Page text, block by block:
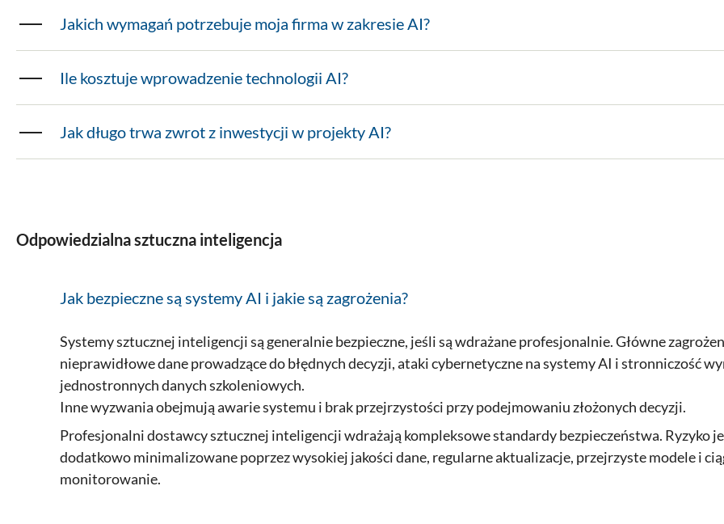
Jakich wymagań potrzebuje moja firma w zakresie AI?
Ile kosztuje wprowadzenie technologii AI?
Jak długo trwa zwrot z inwestycji w projekty AI?
Odpowiedzialna sztuczna inteligencja
Jak bezpieczne są systemy AI i jakie są zagrożenia?
Systemy sztucznej inteligencji są generalnie bezpieczne, jeśli są wdrażane profesjonalnie. Główne
nieprawidłowe dane prowadzące do błędnych decyzji, ataki cybernetyczne na systemy AI i stronniczość
jednostronnych danych szkoleniowych.
Inne wyzwania obejmują awarie systemu i brak przejrzystości przy podejmowaniu złożonych decyzji.
Profesjonalni dostawcy sztucznej inteligencji wdrażają kompleksowe standardy bezpieczeństwa. Ryzyko
dodatkowo minimalizowane poprzez wysokiej jakości dane, regularne aktualizacje, przejrzyste modele i
monitorowanie.